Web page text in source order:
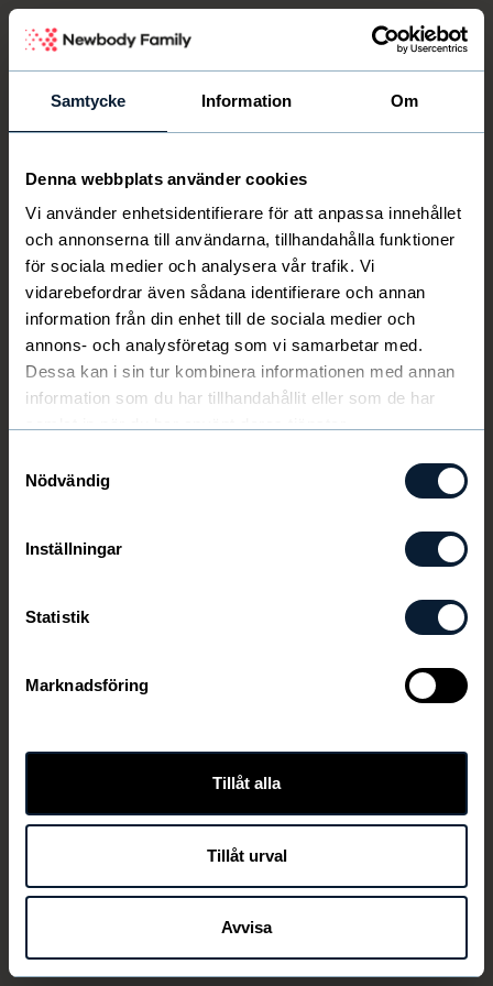
Samtycke Information Om
Denna webbplats använder cookies
Vi använder enhetsidentifierare för att anpassa innehållet
och annonserna till användarna, tillhandahålla funktioner
för sociala medier och analysera vår trafik. Vi
vidarebefordrar även sådana identifierare och annan
information från din enhet till de sociala medier och
annons- och analysföretag som vi samarbetar med.
Dessa kan i sin tur kombinera informationen med annan
information som du har tillhandahållit eller som de har
Nödvändig
Inställningar
Statistik
Marknadsföring
Tillåt alla
Tillåt urval
Avvisa
Välkommen Newbody
Den här länken är ej aktiv längre
TILLBAKA
Newbody Family Portal